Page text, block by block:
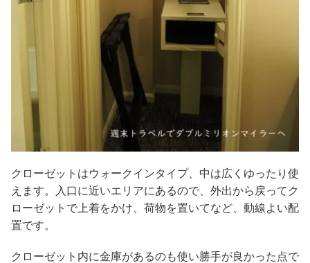
クローゼットはウォークインタイプ、中は広くゆったり使
えます。入口に近いエリアにあるので、外出から戻ってク
ローゼットで上着をかけ、荷物を置いてなど、動線よい配
置です。
クローゼット内に金庫があるのも使い勝手が良かった点で